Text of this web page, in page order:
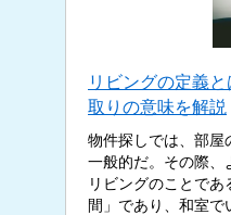
リビングの定義
取りの意味を解説
物件探しでは、部屋
一般的だ。その際、
リビングのことで
間」であり、和室で